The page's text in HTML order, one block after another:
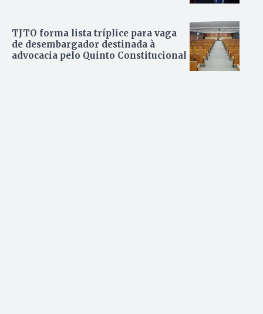
TJTO forma lista tríplice para vaga
de desembargador destinada à
advocacia pelo Quinto Constitucional